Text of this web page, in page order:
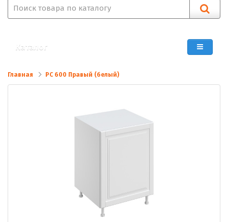
Каталог
Главная РС 600 Правый (белый)